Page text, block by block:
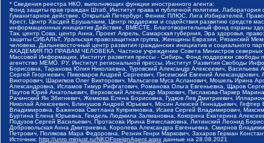
* Сведения реестра НКО, выполняющих функции иностранного агента:
Фонд защиты прав граждан Штаб, Институт права и публичной политики,
Гуманитарное действие, Открытый Петербург, Феникс ПЛЮС, Лига Избирателей,
Крест, Центр Хасдей Ерушалаим, Центр поддержки и содействия развитию средств
информационных инициатив Действие, ВМЕСТЕ, Благотворительный фонд охраны
Так, центр Сова, центр Анна, Проект Апрель, Самарская губерния, Эра здоровья,
защиты СИБАЛЬТ, Уральская правозащитная группа, Женщины Евразии, Рязанский
человека, Дальневосточный центр развития гражданских инициатив и социального
АКАДЕМИЯ ПО ПРАВАМ ЧЕЛОВЕКА, Частное учреждение Совета Министров северных
Массовой Информации, Институт развития прессы - Сибирь, Фонд поддержки
агентство МЕМО. РУ, Институт региональной прессы, Институт Развития Свободы
Борисовна, Таранова Юлия Николаевна, Туровский Александр Алексеевич,
Сергей Георгиевич, Пивоваров Андрей Сергеевич, Писемский Евгений
Викторович, Шарипков Олег Викторович, Мальсагов Муса Асланович, Мошель Ирина
Александровна, Исламов Тимур Рифгатович, Романова Ольга Евгеньевна, Щаров
Паутов Юрий Анатольевич, Верховский Александр Маркович, Пислакова-Паркер
Рачинский Ян Збигневич, Жемкова Елена Борисовна, Гудков Лев Дмитриевич,
Николай Алексеевич, Блинушов Андрей Юрьевич, Мосин Алексей Геннадьевич,
Владимировна, Баженова Светлана Куприяновна, Исаев Сергей Владимирович,
Буртина Елена Юрьевна, Гендель Людмила Залмановна, Кокорина Екатерина
Подузов Сергей Васильевич, Протасова Ирина Вячеславовна, Литинский Леонид
Добровольская Анна Дмитриевна, Королева Александра Евгеньевна, Смирнов
Петрович, Полякова Мара Федоровна, Резник Генри Маркович, Захаров Герман
Источник: http://unro.minjust.ru/NKOForeignAgent.aspx данные на 28.08.2021